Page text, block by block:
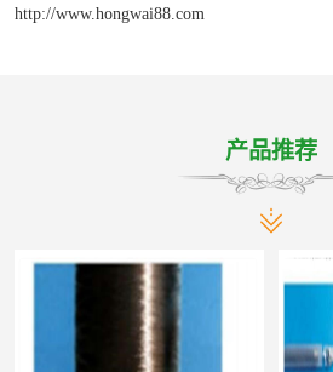
http://www.hongwai88.com
产品推荐